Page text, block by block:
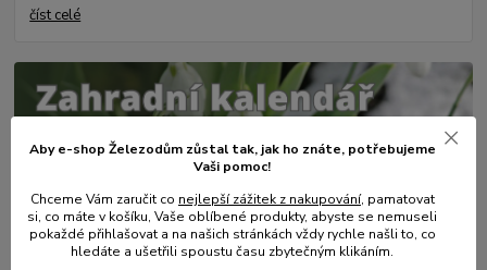
číst celé
01.2025
Aby e-shop Železodům zůstal tak, jak ho znáte, potřebujeme
Vaši pomoc!
Chceme Vám zaručit co nejlepší zážitek z nakupování, pamatovat
si, co máte v košíku, Vaše oblíbené produkty, abyste se nemuseli
pokaždé přihlašovat a na našich stránkách vždy rychle našli to, co
hledáte a ušetřili spoustu času zbytečným klikáním.